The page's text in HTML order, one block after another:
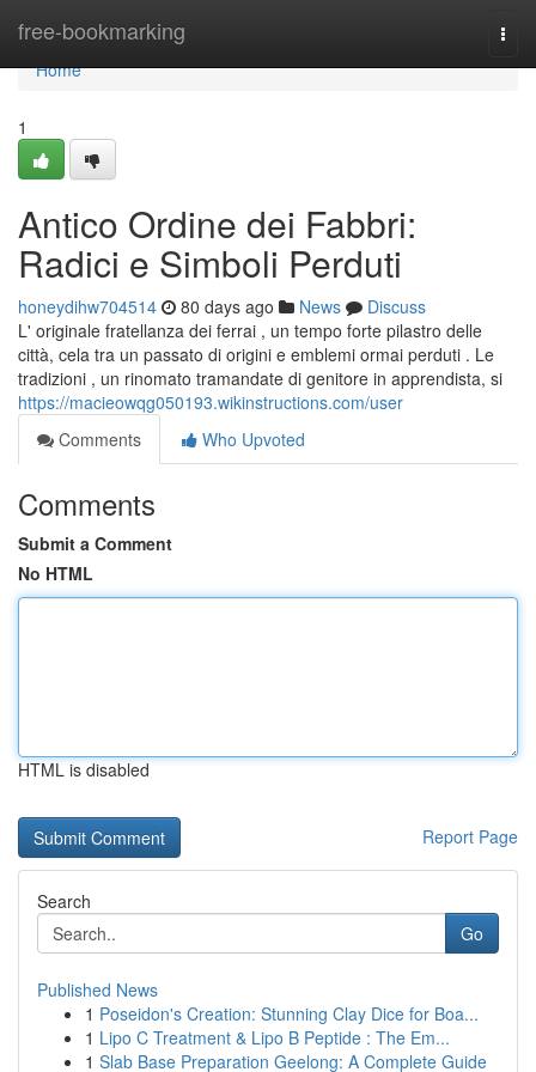
free-bookmarking
Home
Home
1
Antico Ordine dei Fabbri:
Radici e Simboli Perduti
honeydihw704514 80 days ago News
Discuss
L' originale fratellanza dei ferrai , un tempo forte pilastro delle
città, cela tra un passato di origini e emblemi ormai perduti . Le
tradizioni , un rinomato tramandate di genitore in apprendista, si
https://macieowqg050193.wikinstructions.com/user
Comments
Who Upvoted
Comments
Submit a Comment
No HTML
HTML is disabled
Report Page
Search
Go
Published News
1 Poseidon's Creation: Stunning Clay Dice for Boa...
1 Lipo C Treatment & Lipo B Peptide : The Em...
1 Slab Base Preparation Geelong: A Complete Guide